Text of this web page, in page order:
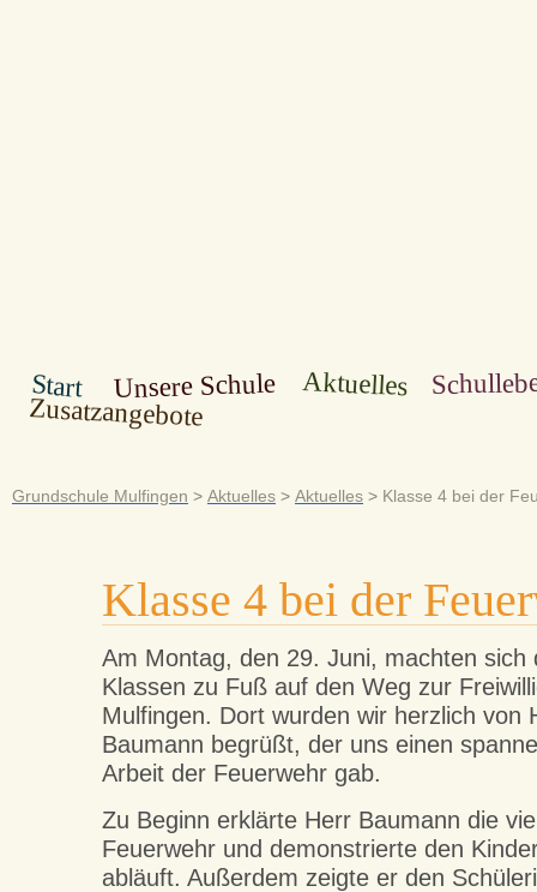
Start Unsere Schule Aktuelles
Zusatzangebote
Grundschule Mulfingen > Aktuelles > Aktuelles > Klasse 4 bei der
Klasse 4 bei der
Am Montag, den 29. Juni, machten sich
Klassen zu Fuß auf den Weg zur
Mulfingen. Dort wurden wir herzlich von
Baumann begrüßt, der uns einen
Arbeit der Feuerwehr gab.
Zu Beginn erklärte Herr Baumann die
Feuerwehr und demonstrierte den
abläuft. Außerdem zeigte er den